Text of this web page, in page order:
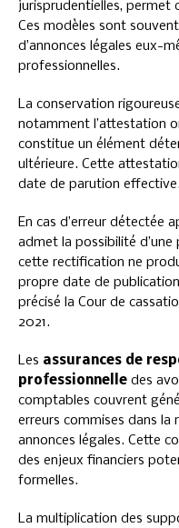
jurisprudentielles, permet
Ces modèles sont
d’annonces légales eux-
professionnelles.
La conservation
notamment l’attestation
constitue un élément
ultérieure. Cette
date de parution effective.
En cas d’erreur détectée
admet la possibilité
cette rectification ne
propre date de
précisé la Cour de
2021.
Les assurances de
professionnelle des
comptables couvrent
erreurs commises dans la
annonces légales. Cette
des enjeux financiers
formelles.
La multiplication des